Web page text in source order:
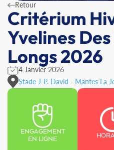
Retour
Critérium
Yvelines
Longs 2026
4 Janvier 2026
Stade J-P. David - Mantes La
ENGAGEMENT
EN LIGNE